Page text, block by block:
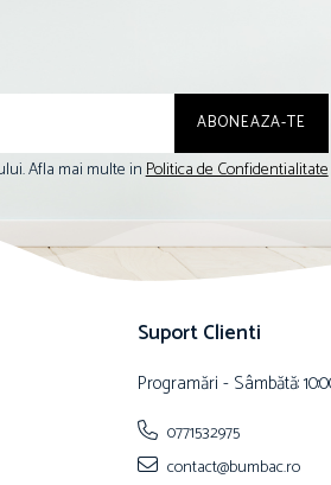
Afla mai multe inPolitica de Confidentialitate
Suport Clienti
Programări - Sâmbătă:
0771532975
contact@bumbac.ro